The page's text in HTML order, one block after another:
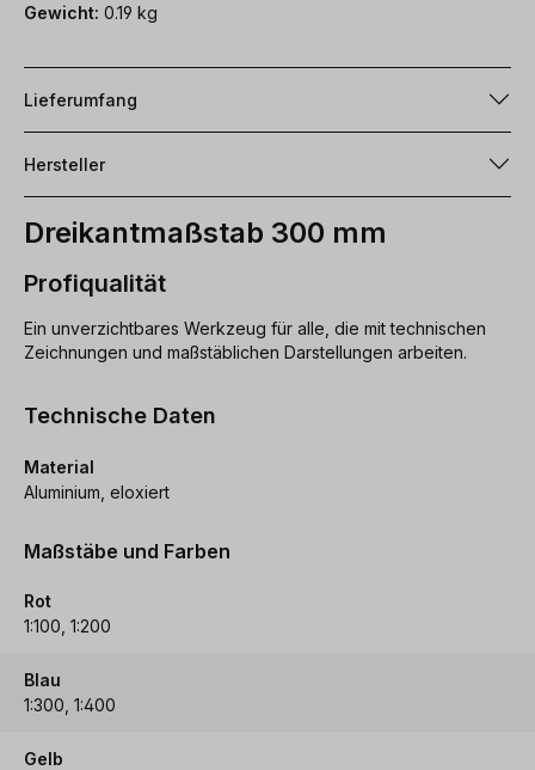
Gewicht: 0.19 kg
Lieferumfang
Hersteller
Dreikantmaßstab 300 mm
Profiqualität
Ein unverzichtbares Werkzeug für alle, die mit technischen
Zeichnungen und maßstäblichen Darstellungen arbeiten.
Technische Daten
Material
Aluminium, eloxiert
Maßstäbe und Farben
Rot
1:100, 1:200
Blau
1:300, 1:400
Gelb